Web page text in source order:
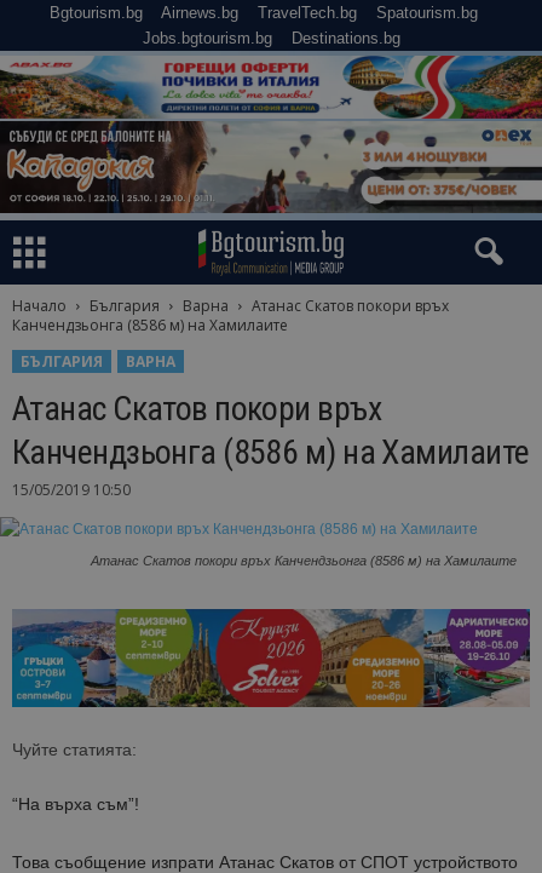
Bgtourism.bg Airnews.bg TravelTech.bg
Spatourism.bg
Jobs.bgtourism.bg
Destinations.bg
Начало България Варна
Атанас Скатов покори връх
Канчендзьонга (8586 м) на Хамилаите
БЪЛГАРИЯ
ВАРНА
Атанас Скатов покори връх
Канчендзьонга (8586 м) на Хамилаите
15/05/2019 10:50
Атанас Скатов покори връх Канчендзьонга (8586 м) на Хамилаите
Чуйте статията:
“На върха съм”!
Това съобщение изпрати Атанас Скатов от СПОТ устройството